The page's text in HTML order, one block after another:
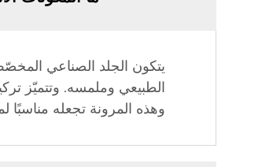
الطبيعي وملمسه. وتتميّز
وهذه المرونة تجعله